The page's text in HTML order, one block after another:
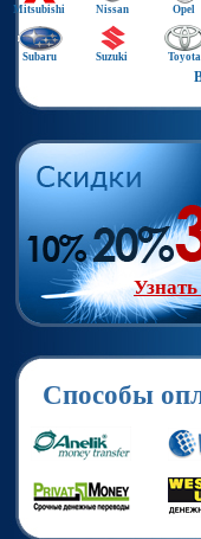
Mitsubishi Nissan Opel
Subaru Suzuki Toyota
Способы